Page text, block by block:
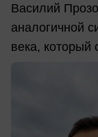
Василий
аналогичной
века, который